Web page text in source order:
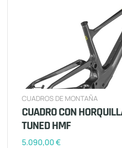
CUADROS DE MONTAÑA
CUADRO CON
TUNED HMF
5.090,00€